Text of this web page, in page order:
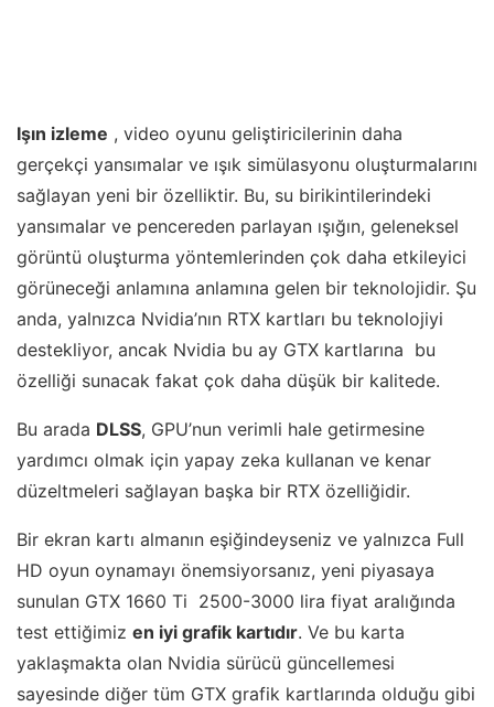
Işın izleme , video oyunu geliştiricilerinin daha
gerçekçi yansımalar ve ışık simülasyonu oluşturmalarını
sağlayan yeni bir özelliktir. Bu, su birikintilerindeki
yansımalar ve pencereden parlayan ışığın, geleneksel
görüntü oluşturma yöntemlerinden çok daha etkileyici
görüneceği anlamına anlamına gelen bir teknolojidir. Şu
anda, yalnızca Nvidia’nın RTX kartları bu teknolojiyi
destekliyor, ancak Nvidia bu ay GTX kartlarına bu
özelliği sunacak fakat çok daha düşük bir kalitede.
Bu arada DLSS, GPU’nun verimli hale getirmesine
yardımcı olmak için yapay zeka kullanan ve kenar
düzeltmeleri sağlayan başka bir RTX özelliğidir.
Bir ekran kartı almanın eşiğindeyseniz ve yalnızca Full
HD oyun oynamayı önemsiyorsanız, yeni piyasaya
sunulan GTX 1660 Ti 2500-3000 lira fiyat aralığında
test ettiğimiz en iyi grafik kartıdır. Ve bu karta
yaklaşmakta olan Nvidia sürücü güncellemesi
sayesinde diğer tüm GTX grafik kartlarında olduğu gibi